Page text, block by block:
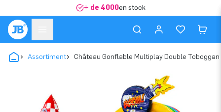
+ de 4000en stock
Assortiment Château Gonflable Multiplay Double